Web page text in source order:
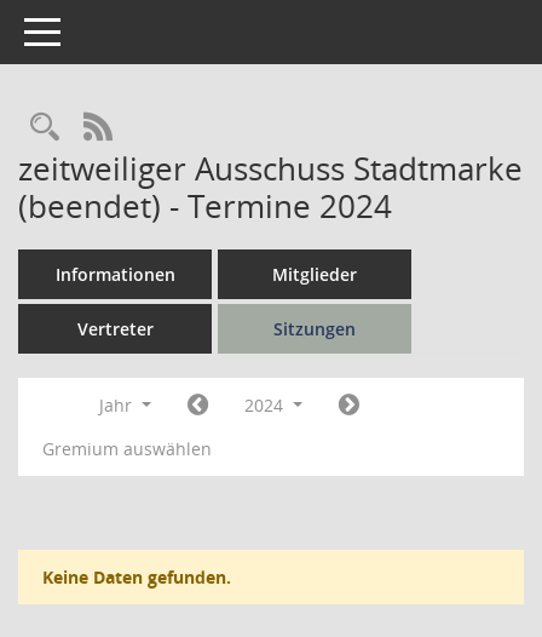
Toggle navigation
Rechercheauswahl
RSS-Feed
zeitweiliger Ausschuss Stadtmarke
(beendet) - Termine 2024
Informationen Mitglieder
Vertreter Sitzungen
Jahr
2024
Gremium auswählen
Keine Daten gefunden.